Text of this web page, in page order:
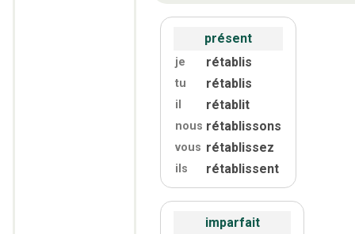
présent
je rétablis
tu rétablis
il rétablit
nous rétablissons
vous rétablissez
ils rétablissent
imparfait